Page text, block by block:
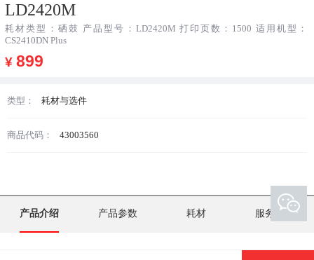
LD2420M
耗材类型：硒鼓 产品型号：LD2420M 打印页数：1500 适用机型：
CS2410DN Plus
¥ 899
类型： 耗材与选件
商品代码： 43003560
产品介绍 产品参数 耗材 服务支持